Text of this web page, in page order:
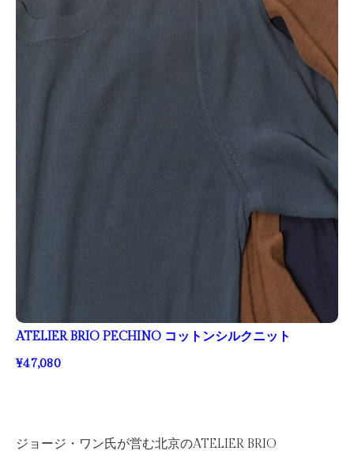
ATELIER BRIO PECHINO コットンシルクニット
¥47,080
ジョージ・ワン氏が営む北京のATELIER BRIO